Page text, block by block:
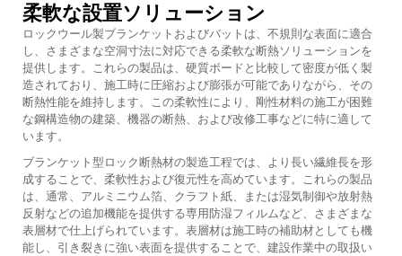
柔軟な設置ソリューション
ロックウール製ブランケットおよびバットは、不規則な表面に適合
し、さまざまな空洞寸法に対応できる柔軟な断熱ソリューションを
提供します。これらの製品は、硬質ボードと比較して密度が低く製
造されており、施工時に圧縮および膨張が可能でありながら、その
断熱性能を維持します。この柔軟性により、剛性材料の施工が困難
な鋼構造物の建築、機器の断熱、および改修工事などに特に適して
います。
ブランケット型ロック断熱材の製造工程では、より長い繊維長を形
成することで、柔軟性および復元性を高めています。これらの製品
は、通常、アルミニウム箔、クラフト紙、または湿気制御や放射熱
反射などの追加機能を提供する専用防湿フィルムなど、さまざまな
表層材で仕上げられています。表層材は施工時の補助材としても機
能し、引き裂きに強い表面を提供することで、建設作業中の取扱い